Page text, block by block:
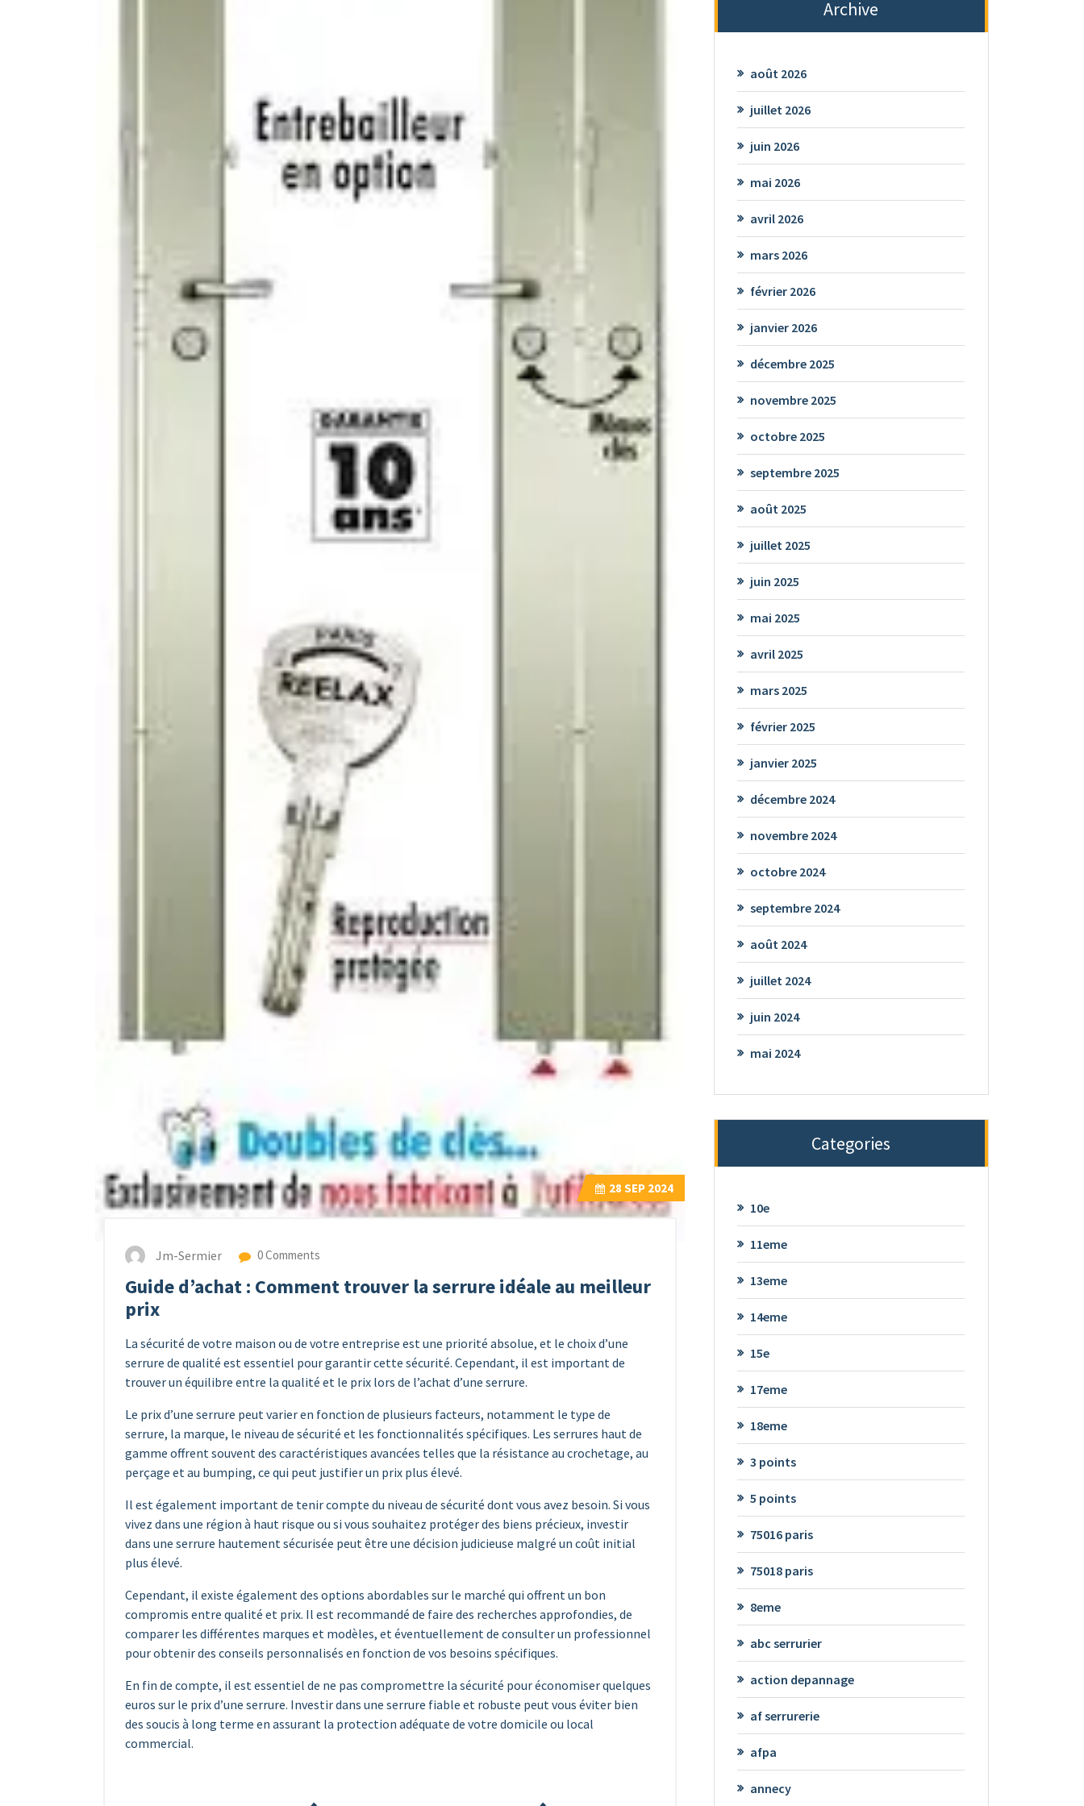
28 SEP 2024
Jm-Sermier 0 Comments
Guide d’achat : Comment trouver la serrure idéale au meilleur
prix
La sécurité de votre maison ou de votre entreprise est une priorité absolue, et le choix d’une
serrure de qualité est essentiel pour garantir cette sécurité. Cependant, il est important de
trouver un équilibre entre la qualité et le prix lors de l’achat d’une serrure.
Le prix d’une serrure peut varier en fonction de plusieurs facteurs, notamment le type de
serrure, la marque, le niveau de sécurité et les fonctionnalités spécifiques. Les serrures haut de
gamme offrent souvent des caractéristiques avancées telles que la résistance au crochetage, au
perçage et au bumping, ce qui peut justifier un prix plus élevé.
Il est également important de tenir compte du niveau de sécurité dont vous avez besoin. Si vous
vivez dans une région à haut risque ou si vous souhaitez protéger des biens précieux, investir
dans une serrure hautement sécurisée peut être une décision judicieuse malgré un coût initial
plus élevé.
Cependant, il existe également des options abordables sur le marché qui offrent un bon
compromis entre qualité et prix. Il est recommandé de faire des recherches approfondies, de
comparer les différentes marques et modèles, et éventuellement de consulter un professionnel
pour obtenir des conseils personnalisés en fonction de vos besoins spécifiques.
En fin de compte, il est essentiel de ne pas compromettre la sécurité pour économiser quelques
euros sur le prix d’une serrure. Investir dans une serrure fiable et robuste peut vous éviter bien
des soucis à long terme en assurant la protection adéquate de votre domicile ou local
commercial.
Archive
août 2026
juillet 2026
juin 2026
mai 2026
avril 2026
mars 2026
février 2026
janvier 2026
décembre 2025
novembre 2025
octobre 2025
septembre 2025
août 2025
juillet 2025
juin 2025
mai 2025
avril 2025
mars 2025
février 2025
janvier 2025
décembre 2024
novembre 2024
octobre 2024
septembre 2024
août 2024
juillet 2024
juin 2024
mai 2024
Categories
10e
11eme
13eme
14eme
15e
17eme
18eme
3 points
5 points
75016 paris
75018 paris
8eme
abc serrurier
action depannage
af serrurerie
afpa
annecy